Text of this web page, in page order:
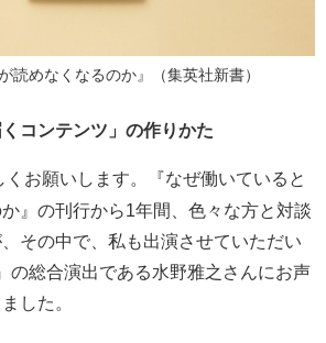
読めなくなるのか』（集英社新書）
コンテンツ」の作りかた
お願いします。『なぜ働いていると
』の刊行から1年間、色々な方と対談
その中で、私も出演させていただい
の総合演出である水野雅之さんにお声
した。